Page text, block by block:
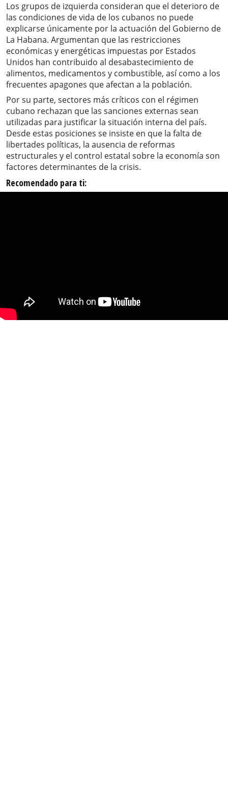
Los grupos de izquierda consideran que el deterioro de
las condiciones de vida de los cubanos no puede
explicarse únicamente por la actuación del Gobierno de
La Habana. Argumentan que las restricciones
económicas y energéticas impuestas por Estados
Unidos han contribuido al desabastecimiento de
alimentos, medicamentos y combustible, así como a los
frecuentes apagones que afectan a la población.
Por su parte, sectores más críticos con el régimen
cubano rechazan que las sanciones externas sean
utilizadas para justificar la situación interna del país.
Desde estas posiciones se insiste en que la falta de
libertades políticas, la ausencia de reformas
estructurales y el control estatal sobre la economía son
factores determinantes de la crisis.
Recomendado para ti: